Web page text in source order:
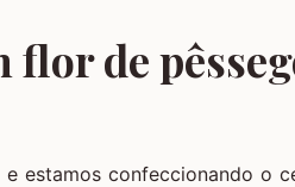
flor de
estamos confeccionando o